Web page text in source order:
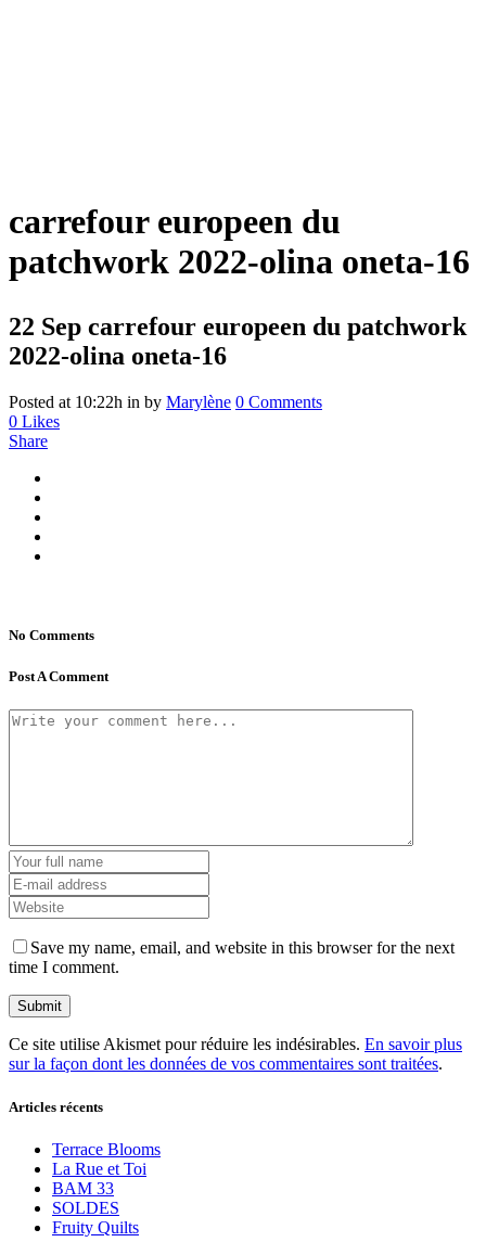
carrefour europeen du
patchwork 2022-olina oneta-16
22 Sep carrefour europeen du patchwork
2022-olina oneta-16
Posted at 10:22h in by Marylène 0 Comments
0 Likes
Share
No Comments
Post A Comment
Save my name, email, and website in this browser for the next
time I comment.
Ce site utilise Akismet pour réduire les indésirables. En savoir plus
sur la façon dont les données de vos commentaires sont traitées.
Articles récents
Terrace Blooms
La Rue et Toi
BAM 33
SOLDES
Fruity Quilts